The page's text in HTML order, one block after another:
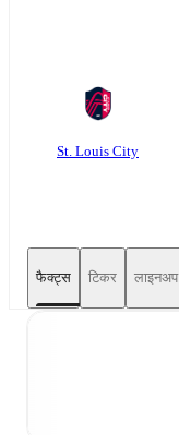
St. Louis City
फैक्ट्स टिकर लाइनअप